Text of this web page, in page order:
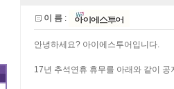
이 름 :
안녕하세요? 아이에스투어입니다.
17년 추석연휴 휴무를 아래와 같이